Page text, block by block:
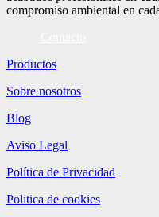
compromiso ambiental en
Productos
Sobre nosotros
Blog
Aviso Legal
Política de Privacidad
Politica de cookies